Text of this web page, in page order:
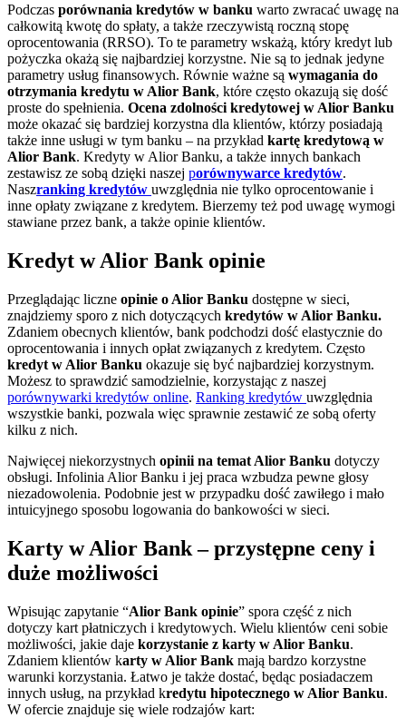
Podczas porównania kredytów w banku warto zwracać uwagę na
całkowitą kwotę do spłaty, a także rzeczywistą roczną stopę
oprocentowania (RRSO). To te parametry wskażą, który kredyt lub
pożyczka okażą się najbardziej korzystne. Nie są to jednak jedyne
parametry usług finansowych. Równie ważne są wymagania do
otrzymania kredytu w Alior Bank, które często okazują się dość
proste do spełnienia. Ocena zdolności kredytowej w Alior Banku
może okazać się bardziej korzystna dla klientów, którzy posiadają
także inne usługi w tym banku – na przykład kartę kredytową w
Alior Bank. Kredyty w Alior Banku, a także innych bankach
zestawisz ze sobą dzięki naszej porównywarce kredytów.
Naszranking kredytów uwzględnia nie tylko oprocentowanie i
inne opłaty związane z kredytem. Bierzemy też pod uwagę wymogi
stawiane przez bank, a także opinie klientów.
Kredyt w Alior Bank opinie
Przeglądając liczne opinie o Alior Banku dostępne w sieci,
znajdziemy sporo z nich dotyczących kredytów w Alior Banku.
Zdaniem obecnych klientów, bank podchodzi dość elastycznie do
oprocentowania i innych opłat związanych z kredytem. Często
kredyt w Alior Banku okazuje się być najbardziej korzystnym.
Możesz to sprawdzić samodzielnie, korzystając z naszej
porównywarki kredytów online. Ranking kredytów uwzględnia
wszystkie banki, pozwala więc sprawnie zestawić ze sobą oferty
kilku z nich.
Najwięcej niekorzystnych opinii na temat Alior Banku dotyczy
obsługi. Infolinia Alior Banku i jej praca wzbudza pewne głosy
niezadowolenia. Podobnie jest w przypadku dość zawiłego i mało
intuicyjnego sposobu logowania do bankowości w sieci.
Karty w Alior Bank – przystępne ceny i
duże możliwości
Wpisując zapytanie “Alior Bank opinie” spora część z nich
dotyczy kart płatniczych i kredytowych. Wielu klientów ceni sobie
możliwości, jakie daje korzystanie z karty w Alior Banku.
Zdaniem klientów karty w Alior Bank mają bardzo korzystne
warunki korzystania. Łatwo je także dostać, będąc posiadaczem
innych usług, na przykład kredytu hipotecznego w Alior Banku.
W ofercie znajduje się wiele rodzajów kart: